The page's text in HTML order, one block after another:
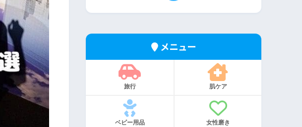
メニュー
旅行 肌ケア
ベビー用品 女性磨き